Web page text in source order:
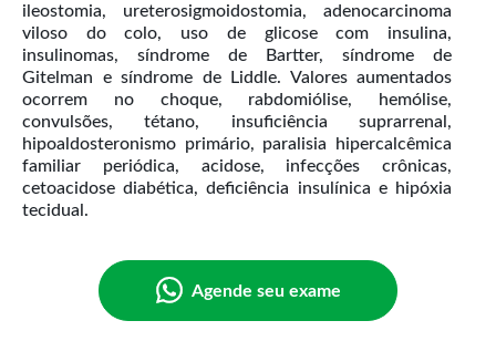
ileostomia, ureterosigmoidostomia, adenocarcinoma
viloso do colo, uso de glicose com insulina,
insulinomas, síndrome de Bartter, síndrome de
Gitelman e síndrome de Liddle. Valores aumentados
ocorrem no choque, rabdomiólise, hemólise,
convulsões, tétano, insuficiência suprarrenal,
hipoaldosteronismo primário, paralisia hipercalcêmica
familiar periódica, acidose, infecções crônicas,
cetoacidose diabética, deficiência insulínica e hipóxia
Agende seu exame